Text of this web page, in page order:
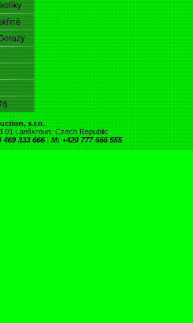
s.r.o.
01 Lanškroun, Czech Republic
469 333 666 | M: +420 777 666 555